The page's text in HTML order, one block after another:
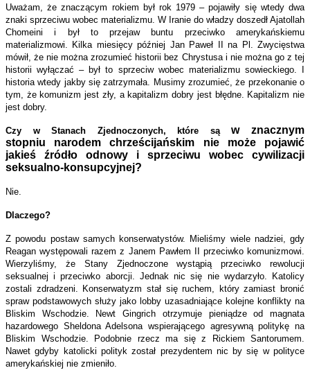
Uważam, że znaczącym rokiem był rok 1979 – pojawiły się wtedy dwa
znaki sprzeciwu wobec materializmu. W Iranie do władzy doszedł Ajatollah
Chomeini i był to przejaw buntu przeciwko amerykańskiemu
materializmowi. Kilka miesięcy później Jan Paweł II na Pl. Zwycięstwa
mówił, że nie można zrozumieć historii bez Chrystusa i nie można go z tej
historii wyłączać – był to sprzeciw wobec materializmu sowieckiego. I
historia wtedy jakby się zatrzymała. Musimy zrozumieć, że przekonanie o
tym, że komunizm jest zły, a kapitalizm dobry jest błędne. Kapitalizm nie
jest dobry.
Czy w Stanach Zjednoczonych, które sąw znacznym
stopniu narodem chrześcijańskim nie może pojawić
jakieś źródło odnowy i sprzeciwu wobec cywilizacji
seksualno-konsupcyjnej?
Nie.
Dlaczego?
Z powodu postaw samych konserwatystów. Mieliśmy wiele nadziei, gdy
Reagan występowali razem z Janem Pawłem II przeciwko komunizmowi.
Wierzyliśmy, że Stany Zjednoczone wystąpią przeciwko rewolucji
seksualnej i przeciwko aborcji. Jednak nic się nie wydarzyło. Katolicy
zostali zdradzeni. Konserwatyzm stał się ruchem, który zamiast bronić
spraw podstawowych służy jako lobby uzasadniające kolejne konflikty na
Bliskim Wschodzie. Newt Gingrich otrzymuje pieniądze od magnata
hazardowego Sheldona Adelsona wspierającego agresywną politykę na
Bliskim Wschodzie. Podobnie rzecz ma się z Rickiem Santorumem.
Nawet gdyby katolicki polityk został prezydentem nic by się w polityce
amerykańskiej nie zmieniło.